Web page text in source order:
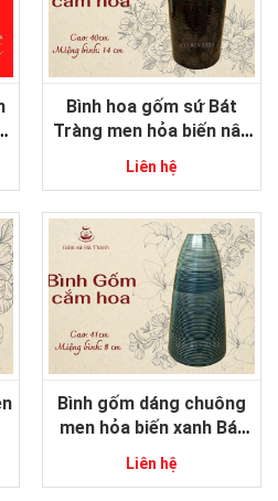
Bình hoa gốm sứ Bát
Tràng men hỏa biến nâu
Liên hệ
Bình gốm dáng chuông
men hỏa biến xanh Bát
Liên hệ